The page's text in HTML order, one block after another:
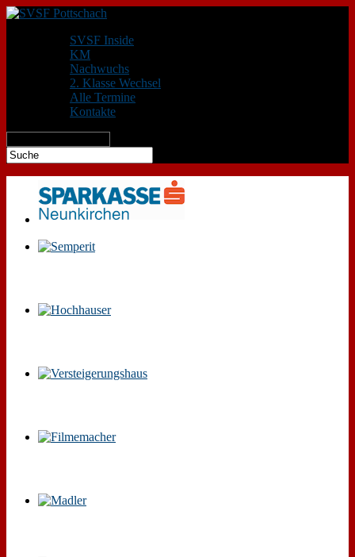
SVSF Inside
KM
Nachwuchs
2. Klasse Wechsel
Alle Termine
Kontakte